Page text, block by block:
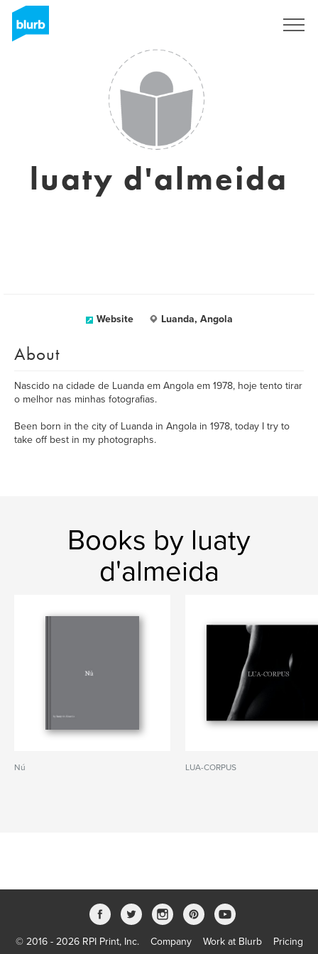
luaty d'almeida
Website Luanda, Angola
About
Nascido na cidade de Luanda em Angola em 1978, hoje tento tirar
o melhor nas minhas fotografias.
Been born in the city of Luanda in Angola in 1978, today I try to
take off best in my photographs.
Books by luaty
d'almeida
Nú LUA-CORPUS
© 2016 - 2026 RPI Print, Inc. Company Work at Blurb Pricing